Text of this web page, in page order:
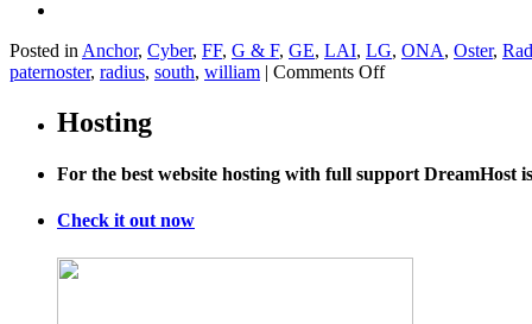
Posted in Anchor, Cyber, FF, G & F, GE, LAI, LG, ONA, Oster,
paternoster, radius, south, william | Comments Offon
Blistering
and
Hosting
For the best website hosting with full support DreamHost
Check it out now